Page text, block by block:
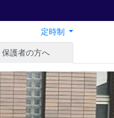
護者の方へ
定時制